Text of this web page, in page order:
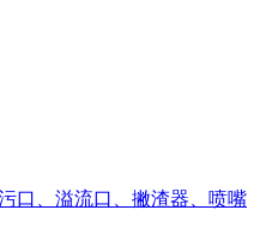
口、溢流口、撇渣器、喷嘴